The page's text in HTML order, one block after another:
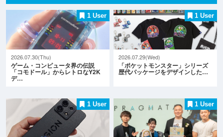
1 User
2026.07.30(Thu)
ゲーム・コンピュータ界の伝説
「コモドール」からレトロなY2K
デ…
1 User
2026.07.29(Wed)
「ポケットモンスター」シリーズ
歴代パッケージをデザインした…
1 User 1 User